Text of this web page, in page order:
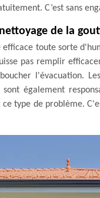
C’est sans
de la
toute sorte
pas remplir
l'évacuation.
également
type de problème.